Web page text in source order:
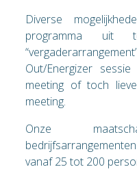
Diverse
programma uit
Out/Energizer
meeting of toch
meeting.
Onze
vanaf 25 tot 200